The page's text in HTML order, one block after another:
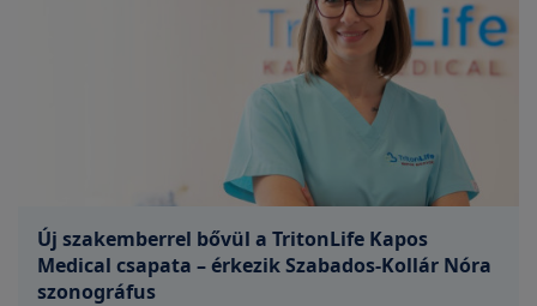
Új szakemberrel bővül a TritonLife Kapos
Medical csapata – érkezik Szabados-Kollár Nóra
szonográfus